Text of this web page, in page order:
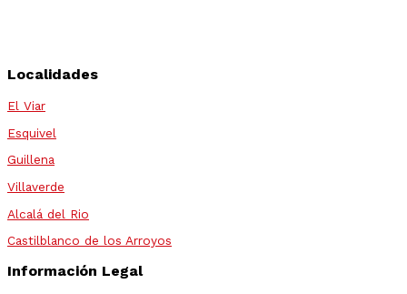
Localidades
El Viar
Esquivel
Guillena
Villaverde
Alcalá del Rio
Castilblanco de los Arroyos
Información Legal